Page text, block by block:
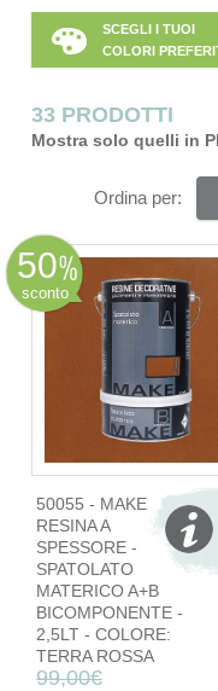
SCEGLI I TUOI
COLORI
33 PRODOTTI
Mostra solo quelli in
Ordina per:
50
sconto
50055 - MAKE
RESINA A
SPESSORE -
SPATOLATO
MATERICO A+B
BICOMPONENTE -
2,5LT - COLORE:
TERRA ROSSA
99,00€